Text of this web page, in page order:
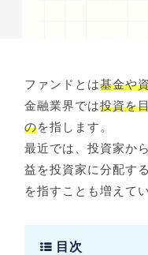
ファンドとは基金や
金融業界では投資を
のを指します。
最近では、投資家か
益を投資家に分配す
を指すことも増えて
目次